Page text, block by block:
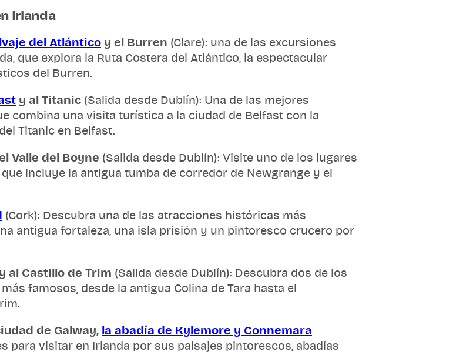
Irlanda
del Atlántico y el Burren (Clare): una de las excursiones
que explora la Ruta Costera del Atlántico, la espectacular
del Burren.
y al Titanic (Salida desde Dublín): Una de las mejores
combina una visita turística a la ciudad de Belfast con la
Titanic en Belfast.
Valle del Boyne (Salida desde Dublín): Visite uno de los lugares
incluye la antigua tumba de corredor de Newgrange y el
(Cork): Descubra una de las atracciones históricas más
antigua fortaleza, una isla prisión y un pintoresco crucero por
y al Castillo de Trim (Salida desde Dublín): Descubra dos de los
famosos, desde la antigua Colina de Tara hasta el
de Galway, la abadía de Kylemore y Connemara
para visitar en Irlanda por sus paisajes pintorescos, abadías